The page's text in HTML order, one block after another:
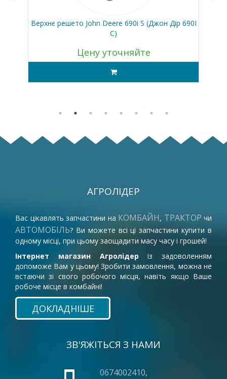
Верхнє решето John Deere 690i S (Джон Дір 690І
С)
Цену уточняйте
АГРОЛІДЕР
Вас цікавлять запчастини на КОМБАЙН, ТРАКТОР чи
АВТОМОБІЛЬ? Ви можете всі ці запчастини купити в
одному місці, при цьому заощадити масу часу і грошей!
Інтернет магазин Агролідер із задоволенням
допоможе Вам у цьому! Зробити замовлення, можна не
встаючи зі свого робочого місця, навіть якщо Ваше
робоче місце в комбайні!
ДОКЛАДНІШЕ
ЗВ'ЯЖІТЬСЯ З НАМИ
0674002410,